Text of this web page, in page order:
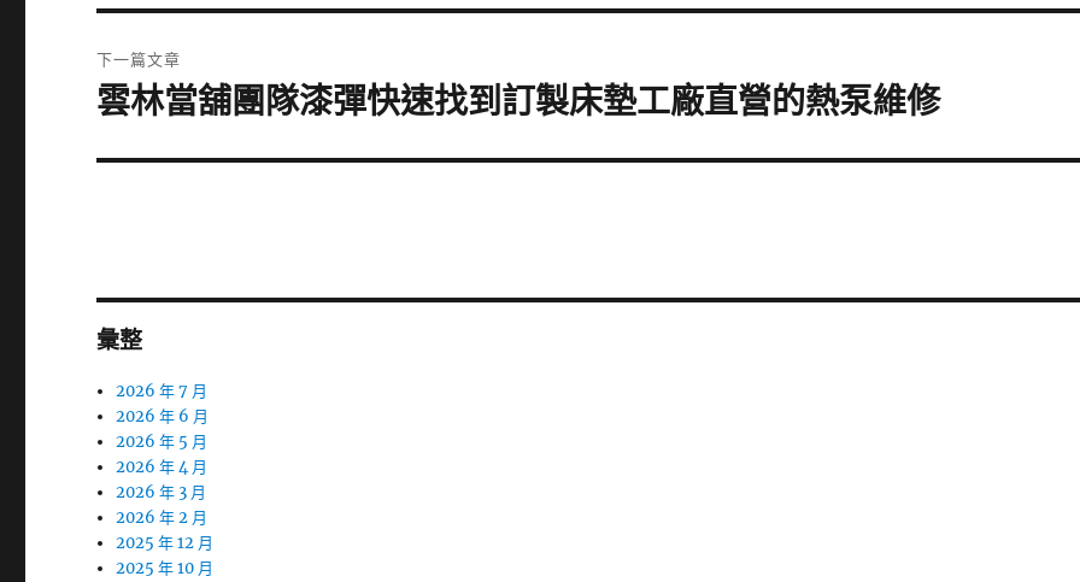
篇
文
章:
下一篇文章
下
篇
雲林當舖團隊漆彈快速找到訂製床墊工廠直營的熱泵維修
彙整
2026 年 7 月
2026 年 6 月
2026 年 5 月
2026 年 4 月
2026 年 3 月
2026 年 2 月
2025 年 12 月
2025 年 10 月